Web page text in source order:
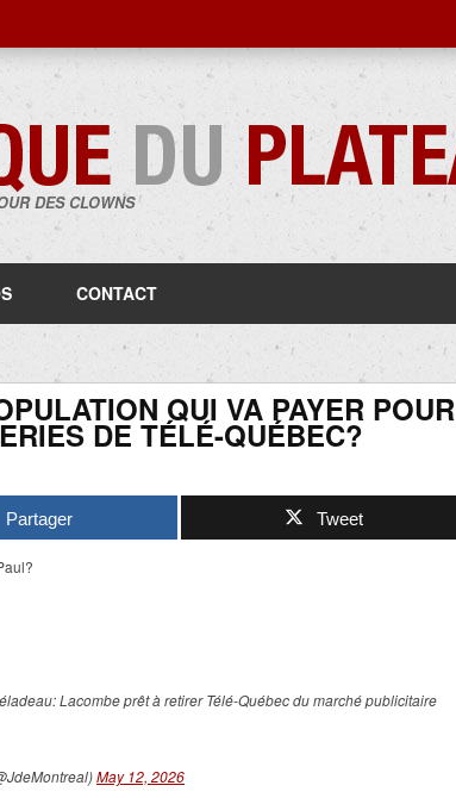
DES CLOWNS
au
CONTACT
QUI VA PAYER POUR
DE TÉLÉ-QUÉBEC?
Partager Tweet
Lacombe prêt à retirer Télé-Québec du marché publicitaire
May 12, 2026